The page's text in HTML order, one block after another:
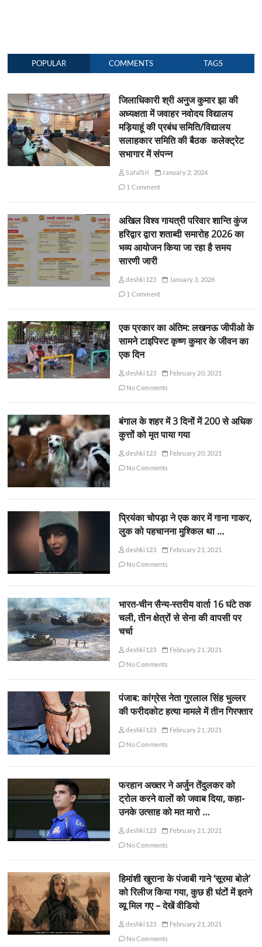
POPULAR COMMENTS TAGS
जिलाधिकारी श्री अनुज कुमार झा की
अध्यक्षता में जवाहर नवोदय विद्यालय
मड़ियाहूं की प्रबंध समिति/विद्यालय
सलाहकार समिति की बैठक कलेक्ट्रेट
सभागार में संपन्न
SafalSri
January 2, 2024
1 Comment
अखिल विश्व गायत्री परिवार शान्ति कुंज
हरिद्वार द्वारा शताब्दी समारोह 2026 का
भव्य आयोजन किया जा रहा है समय
सारणी जारी
deshki123
January 3, 2026
1 Comment
एक प्रकार का अंतिम: लखनऊ जीपीओ के
सामने टाइपिस्ट कृष्ण कुमार के जीवन का
एक दिन
deshki123
February 20, 2021
No Comments
बंगाल के शहर में 3 दिनों में 200 से अधिक
कुत्तों को मृत पाया गया
deshki123
February 20, 2021
No Comments
प्रियंका चोपड़ा ने एक कार में गाना गाकर,
लुक को पहचानना मुश्किल था …
deshki123
February 21, 2021
No Comments
भारत-चीन सैन्य-स्तरीय वार्ता 16 घंटे तक
चली, तीन क्षेत्रों से सेना की वापसी पर
चर्चा
deshki123
February 21, 2021
No Comments
पंजाब: कांग्रेस नेता गुरलाल सिंह भुल्लर
की फरीदकोट हत्या मामले में तीन गिरफ्तार
deshki123
February 21, 2021
No Comments
फरहान अख्तर ने अर्जुन तेंदुलकर को
ट्रोल करने वालों को जवाब दिया, कहा-
उनके उत्साह को मत मारो …
deshki123
February 21, 2021
No Comments
हिमांशी खुराना के पंजाबी गाने ‘सूरमा बोले’
को रिलीज किया गया, कुछ ही घंटों में इतने
व्यू मिल गए – देखें वीडियो
deshki123
February 21, 2021
No Comments